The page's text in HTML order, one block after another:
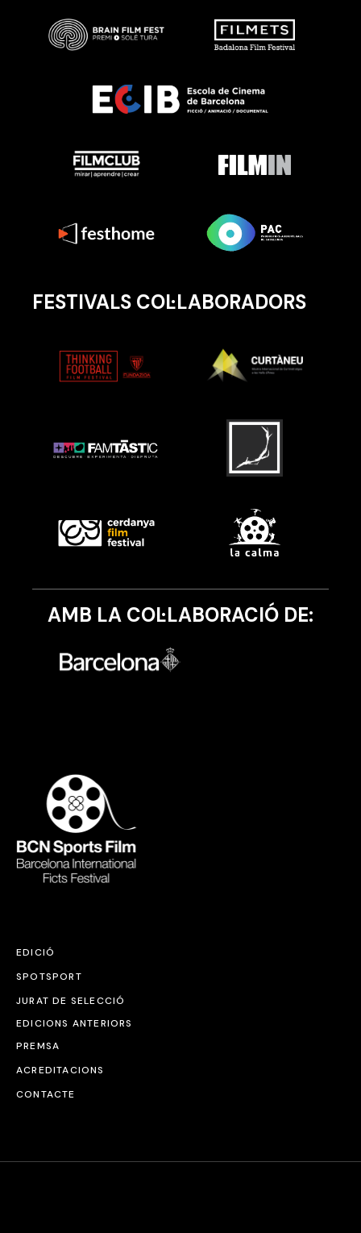
FESTIVALS COL·LABORADORS
AMB LA COL·LABORACIÓ DE:
EDICIÓ
SPOTSPORT
JURAT DE SELECCIÓ
EDICIONS ANTERIORS
PREMSA
ACREDITACIONS
CONTACTE